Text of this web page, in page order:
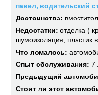
павел, водительский
Достоинства:
Недостатки: отделка (
шумоизоляция, пластик
Что ломалось:
Опыт обслуживания: 7
Предыдущий
Стоит ли этот